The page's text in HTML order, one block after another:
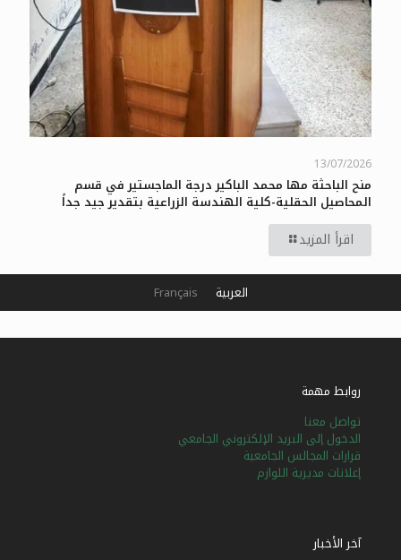
13/07/2026
منح الباحثة مها محمد الباكير درجة الماجستير في قسم
المحاصيل الحقلية-كلية الهندسة الزراعية بتقدير جيد جداً
اقرأ المزيد
روابط مهمة
تواصل معنا
الدخول إلى البريد الإلكتروني الجامعي
قرارات المجالس الجامعية
إعلانات مديرية اللوازم
آخر الأخبار
العربية Français